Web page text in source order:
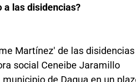
a las disidencias?
Martínez' de las disidencias
social Ceneibe Jaramillo
de Dagua en un